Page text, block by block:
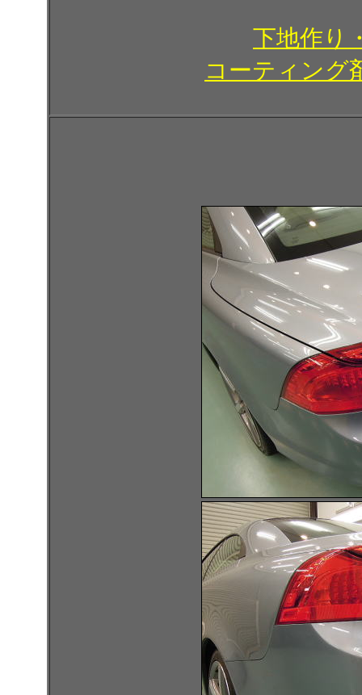
下地作り
コーティング